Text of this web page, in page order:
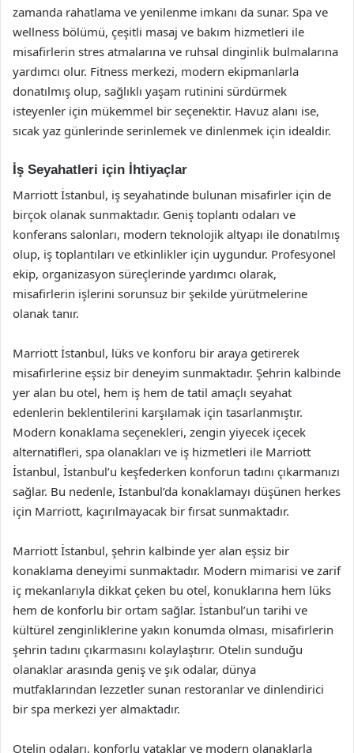
zamanda rahatlama ve yenilenme imkanı da sunar. Spa ve
wellness bölümü, çeşitli masaj ve bakım hizmetleri ile
misafirlerin stres atmalarına ve ruhsal dinginlik bulmalarına
yardımcı olur. Fitness merkezi, modern ekipmanlarla
donatılmış olup, sağlıklı yaşam rutinini sürdürmek
isteyenler için mükemmel bir seçenektir. Havuz alanı ise,
sıcak yaz günlerinde serinlemek ve dinlenmek için idealdir.
İş Seyahatleri için İhtiyaçlar
Marriott İstanbul, iş seyahatinde bulunan misafirler için de
birçok olanak sunmaktadır. Geniş toplantı odaları ve
konferans salonları, modern teknolojik altyapı ile donatılmış
olup, iş toplantıları ve etkinlikler için uygundur. Profesyonel
ekip, organizasyon süreçlerinde yardımcı olarak,
misafirlerin işlerini sorunsuz bir şekilde yürütmelerine
olanak tanır.
Marriott İstanbul, lüks ve konforu bir araya getirerek
misafirlerine eşsiz bir deneyim sunmaktadır. Şehrin kalbinde
yer alan bu otel, hem iş hem de tatil amaçlı seyahat
edenlerin beklentilerini karşılamak için tasarlanmıştır.
Modern konaklama seçenekleri, zengin yiyecek içecek
alternatifleri, spa olanakları ve iş hizmetleri ile Marriott
İstanbul, İstanbul’u keşfederken konforun tadını çıkarmanızı
sağlar. Bu nedenle, İstanbul’da konaklamayı düşünen herkes
için Marriott, kaçırılmayacak bir fırsat sunmaktadır.
Marriott İstanbul, şehrin kalbinde yer alan eşsiz bir
konaklama deneyimi sunmaktadır. Modern mimarisi ve zarif
iç mekanlarıyla dikkat çeken bu otel, konuklarına hem lüks
hem de konforlu bir ortam sağlar. İstanbul’un tarihi ve
kültürel zenginliklerine yakın konumda olması, misafirlerin
şehrin tadını çıkarmasını kolaylaştırır. Otelin sunduğu
olanaklar arasında geniş ve şık odalar, dünya
mutfaklarından lezzetler sunan restoranlar ve dinlendirici
bir spa merkezi yer almaktadır.
Otelin odaları, konforlu yataklar ve modern olanaklarla